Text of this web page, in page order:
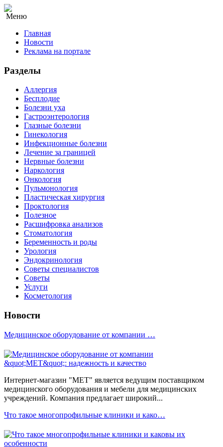
Меню
Главная
Новости
Реклама на портале
Разделы
Аллергия
Бесплодие
Болезни уха
Гастроэнтерология
Глазные болезни
Гинекология
Инфекционные болезни
Лечение за границей
Нервные болезни
Наркология
Онкология
Пульмонология
Пластическая хирургия
Проктология
Полезное
Расшифровка анализов
Стоматология
Беременность и роды
Урология
Эндокринология
Советы специалистов
Советы
Услуги
Косметология
Новости
Медицинское оборудование от компании …
Интернет-магазин "МЕТ" является ведущим поставщиком
медицинского оборудования и мебели для медицинских
учреждений. Компания предлагает широкий...
Что такое многопрофильные клиники и како…